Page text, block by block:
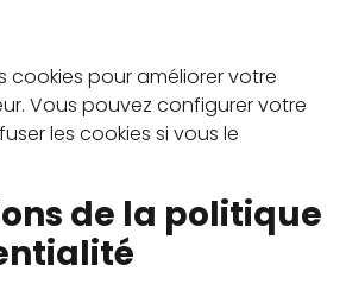
cookies pour améliorer votre
Vous pouvez configurer votre
les cookies si vous le
de la politique